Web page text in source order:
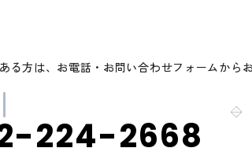
る方は、お電話・お問い合わせフォームから
224-2668